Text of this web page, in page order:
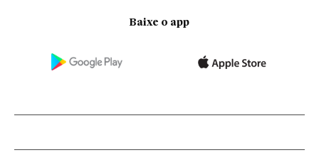
Baixe o app